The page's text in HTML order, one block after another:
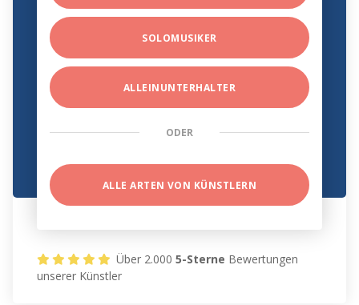
SOLOMUSIKER
ALLEINUNTERHALTER
ODER
ALLE ARTEN VON KÜNSTLERN
Über 2.0005-Sterne Bewertungen
unserer Künstler